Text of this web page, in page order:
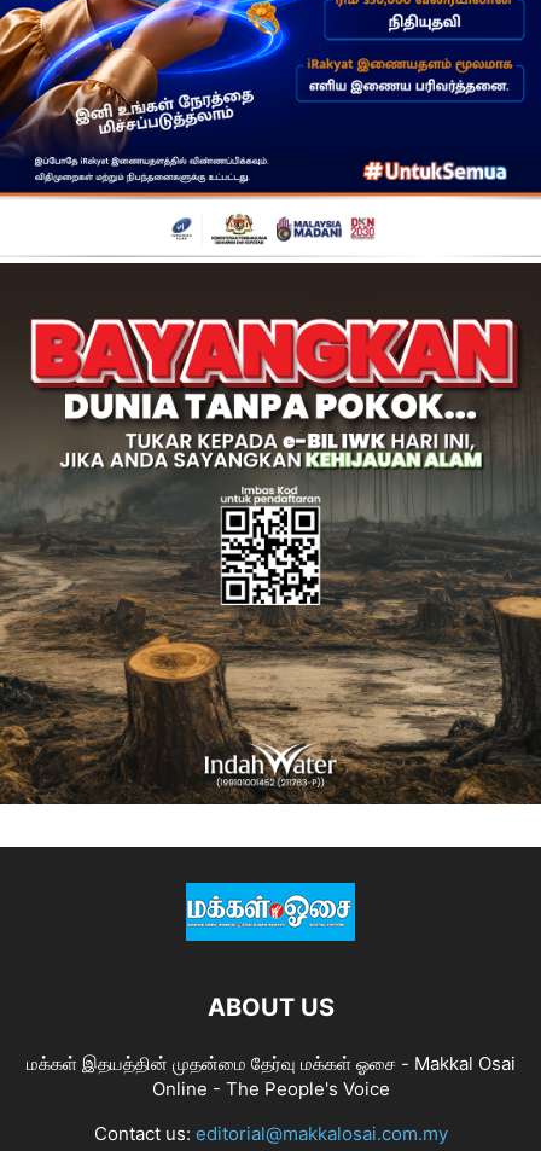
ABOUT US
மக்கள் இதயத்தின் முதன்மை தேர்வு மக்கள் ஓசை - Makkal Osai
Online - The People's Voice
Contact us: editorial@makkalosai.com.my